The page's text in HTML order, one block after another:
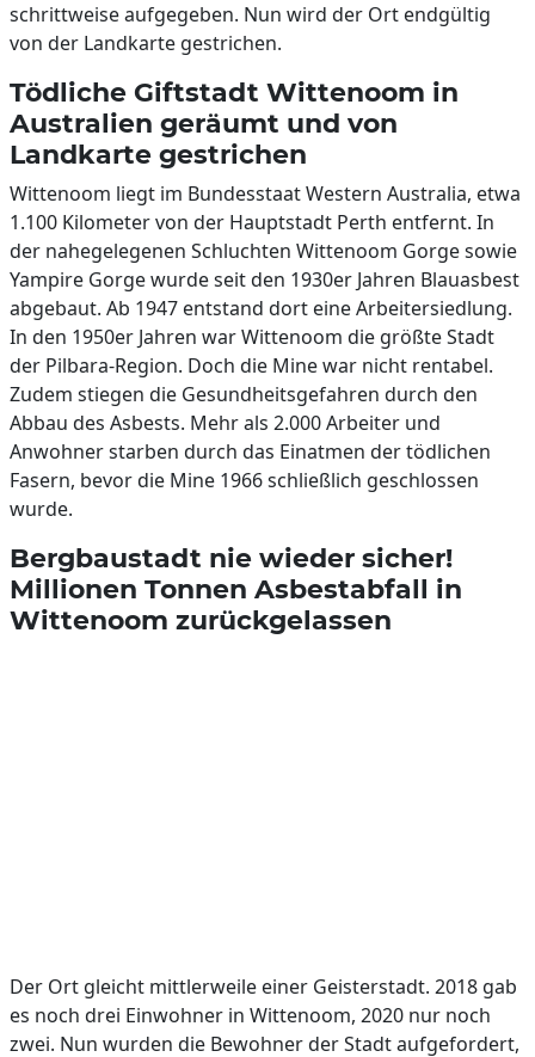
schrittweise aufgegeben. Nun wird der Ort endgültig
von der Landkarte gestrichen.
Tödliche Giftstadt Wittenoom in
Australien geräumt und von
Landkarte gestrichen
Wittenoom liegt im Bundesstaat Western Australia, etwa
1.100 Kilometer von der Hauptstadt Perth entfernt. In
der nahegelegenen Schluchten Wittenoom Gorge sowie
Yampire Gorge wurde seit den 1930er Jahren Blauasbest
abgebaut. Ab 1947 entstand dort eine Arbeitersiedlung.
In den 1950er Jahren war Wittenoom die größte Stadt
der Pilbara-Region. Doch die Mine war nicht rentabel.
Zudem stiegen die Gesundheitsgefahren durch den
Abbau des Asbests. Mehr als 2.000 Arbeiter und
Anwohner starben durch das Einatmen der tödlichen
Fasern, bevor die Mine 1966 schließlich geschlossen
wurde.
Bergbaustadt nie wieder sicher!
Millionen Tonnen Asbestabfall in
Wittenoom zurückgelassen
Der Ort gleicht mittlerweile einer Geisterstadt. 2018 gab
es noch drei Einwohner in Wittenoom, 2020 nur noch
zwei. Nun wurden die Bewohner der Stadt aufgefordert,